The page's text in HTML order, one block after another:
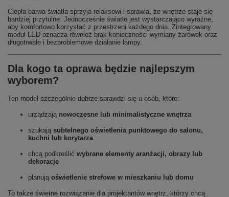
Ciepła barwa światła sprzyja relaksowi i sprawia, że wnętrze staje się
bardziej przytulne. Jednocześnie światło jest wystarczająco wyraźne,
aby komfortowo korzystać z przestrzeni każdego dnia. Zintegrowany
moduł LED oznacza również brak konieczności wymiany żarówek oraz
długotrwałe i bezproblemowe działanie lampy.
Dla kogo ta oprawa będzie najlepszym
wyborem?
Ten model szczególnie dobrze sprawdzi się u osób, które:
urządzają nowoczesne lub minimalistyczne wnętrza
szukają subtelnego oświetlenia punktowego do salonu,
kuchni lub korytarza
chcą podkreślić wybrane elementy aranżacji, obrazy lub
dekoracje
planują oświetlenie strefowe w mieszkaniu lub domu
To także świetne rozwiązanie dla projektantów wnętrz, którzy chcą